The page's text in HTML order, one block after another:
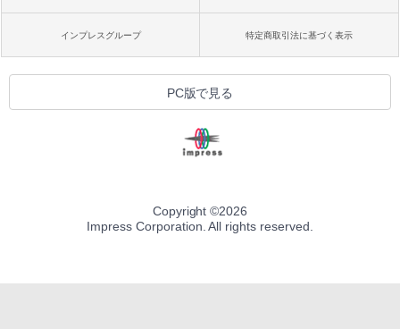
インプレスグループ 特定商取引法に基づく表示
PC版で見る
Copyright ©2026
Impress Corporation. All rights reserved.